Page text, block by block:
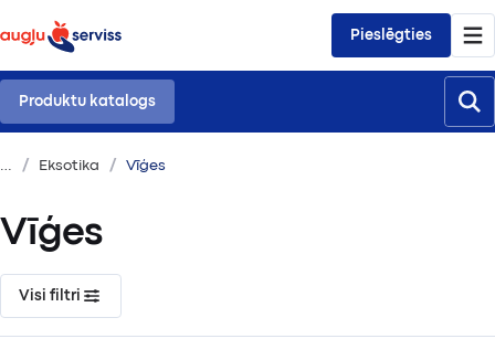
Pieslēgties
Produktu katalogs
Eksotika Vīģes
Vīģes
Visi filtri